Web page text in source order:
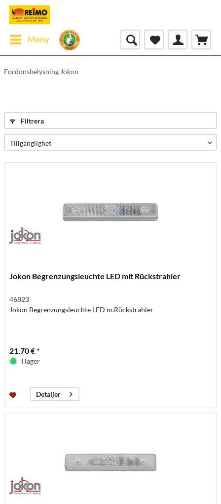
Meny
Fordonsbelysning Jokon
Filtrera
Jokon Begrenzungsleuchte LED mit Rückstrahler
46823
Jokon Begrenzungsleuchte LED m.Rückstrahler
21,70 € *
I lager
Detaljer